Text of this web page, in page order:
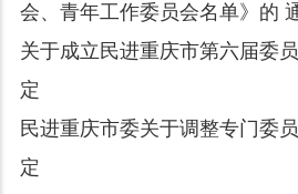
会、青年工作委员会名单》的
关于成立民进重庆市第六届委
定
民进重庆市委关于调整专门委
定